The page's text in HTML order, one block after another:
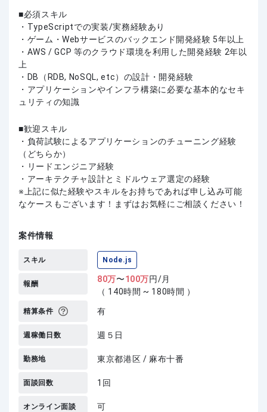
必須スキル
・TypeScriptでの実装/実務経験あり
・ゲーム・Webサービスのバックエンド開発経験 5年以上
・AWS / GCP 等のクラウド環境を利用した開発経験 2年以
上
・DB（RDB, NoSQL, etc）の設計・開発経験
・アプリケーションやインフラ構築に必要な基本的なセキ
ュリティの知識
歓迎スキル
・負荷試験によるアプリケーションのチューニング経験
（どちらか）
・リードエンジニア経験
・アーキテクチャ設計とミドルウェア選定の経験
上記に似た経験やスキルをお持ちであれば申し込み可能
なケースもございます！まずはお気軽にご相談ください！
案件情報
スキル Node.js
報酬 80万〜100万円/月
（ 140時間 ~ 180時間 ）
精算条件 有
週稼働日数 週５日
勤務地 東京都港区 / 麻布十番
面談回数 1回
オンライン面談 可